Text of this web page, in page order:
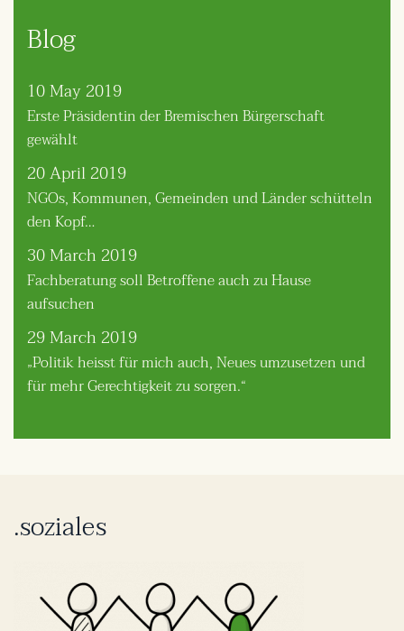
Blog
10 May 2019
Erste Präsidentin der Bremischen Bürgerschaft
gewählt
20 April 2019
NGOs, Kommunen, Gemeinden und Länder schütteln
den Kopf…
30 March 2019
Fachberatung soll Betroffene auch zu Hause
aufsuchen
29 March 2019
„Politik heisst für mich auch, Neues umzusetzen und
für mehr Gerechtigkeit zu sorgen.“
.soziales